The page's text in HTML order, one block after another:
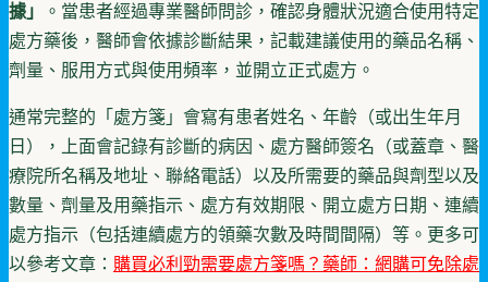
據」
。當患者經過專業醫師問診，確認身體狀況適合使用特定
處方藥後，醫師會依據診斷結果，記載建議使用的藥品名稱、
劑量、服用方式與使用頻率，並開立正式處方。
通常完整的「處方箋」會寫有患者姓名、年齡（或出生年月
日），上面會記錄有診斷的病因、處方醫師簽名（或蓋章、醫
療院所名稱及地址、聯絡電話）以及所需要的藥品與劑型以及
數量、劑量及用藥指示、處方有效期限、開立處方日期、連續
處方指示（包括連續處方的領藥次數及時間間隔）等。更多可
以參考文章： 購買必利勁需要處方箋嗎？藥師：網購可免除處